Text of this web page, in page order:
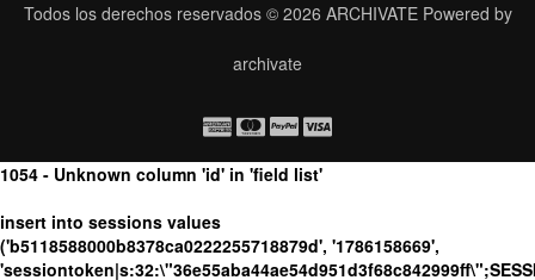
Todos los derechos reservados © 2026 ARCHIVATEPowered by
archivate
1054 - Unknown column 'id' in 'field list'
insert into sessions values
('b5118588000b8378ca0222255718879d', '1786158669',